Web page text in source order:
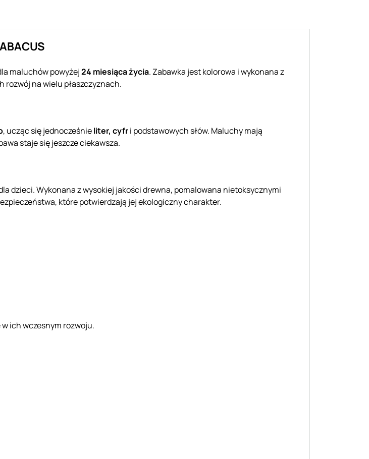
maluchów powyżej24 miesiąca życia. Zabawka jest kolorowa i wykonana z
rozwój na wielu płaszczyznach.
, ucząc się jednocześnieliter, cyfri podstawowych słów. Maluchy mają
staje się jeszcze ciekawsza.
dzieci. Wykonana z wysokiej jakości drewna, pomalowana nietoksycznymi
które potwierdzają jej ekologiczny charakter.
ich wczesnym rozwoju.